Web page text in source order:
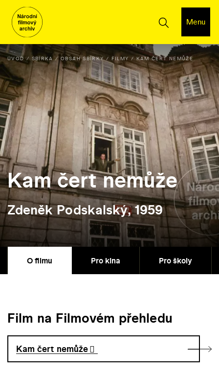
Menu
ÚVOD SBÍRKA OBSAH SBÍRKY FILMY KAM ČERT NEMŮŽE
Kam čert nemůže
Zdeněk Podskalský, 1959
O filmu Pro kina Pro školy
Film na Filmovém přehledu
Kam čert nemůže